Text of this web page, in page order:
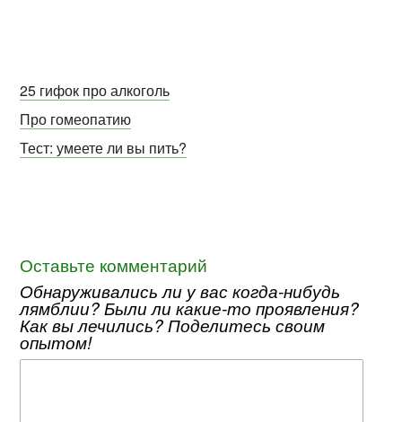
25 гифок про алкоголь
Про гомеопатию
Тест: умеете ли вы пить?
Оставьте комментарий
Обнаруживались ли у вас когда-нибудь
лямблии? Были ли какие-то проявления?
Как вы лечились? Поделитесь своим
опытом!